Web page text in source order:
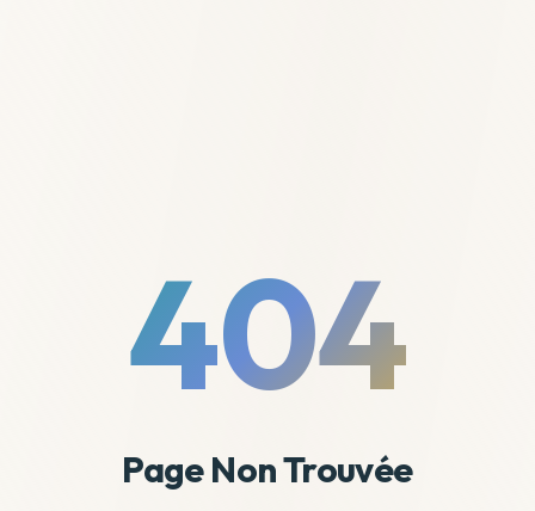
404
Page Non Trouvée